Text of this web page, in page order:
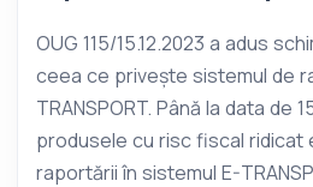
OUG 115/15.12.2023 a adus
ceea ce privește sistemul de
TRANSPORT. Până la data de
produsele cu risc fiscal ridicat
raportării în sistemul E-